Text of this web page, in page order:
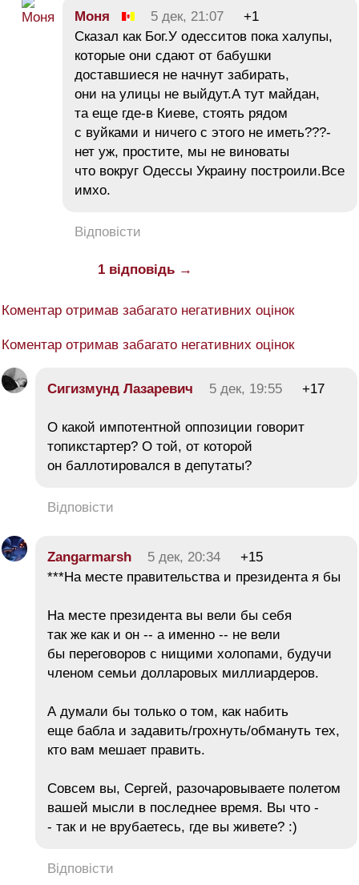
Moня 5 дек, 21:07
+1
Сказал как Бог.У одесситов пока халупы,
которые они сдают от бабушки
доставшиеся не начнут забирать,
они на улицы не выйдут.А тут майдан,
та еще где-в Киеве, стоять рядом
с вуйками и ничего с этого не иметь???-
нет уж, простите, мы не виноваты
что вокруг Одессы Украину построили.Все
имхо.
Відповісти
1 відповідь →
Коментар отримав забагато негативних оцінок
Коментар отримав забагато негативних оцінок
Сигизмунд Лазаревич 5 дек, 19:55 +17
О какой импотентной оппозиции говорит
топикстартер? О той, от которой
он баллотировался в депутаты?
Відповісти
Zangarmarsh 5 дек, 20:34
+15
***На месте правительства и президента я бы
На месте президента вы вели бы себя
так же как и он -- а именно -- не вели
бы переговоров с нищими холопами, будучи
членом семьи долларовых миллиардеров.
А думали бы только о том, как набить
еще бабла и задавить/грохнуть/обмануть тех,
кто вам мешает править.
Совсем вы, Сергей, разочаровываете полетом
вашей мысли в последнее время. Вы что -
- так и не врубаетесь, где вы живете? :)
Відповісти